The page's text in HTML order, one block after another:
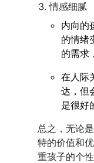
情感细腻
内向的
的情绪
的需求
在人际
达，但
是很好
总之，无论
特的价值和
重孩子的个